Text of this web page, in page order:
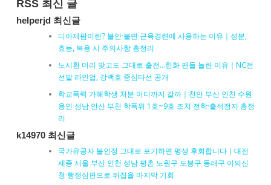
RSS 최신 글
helperjd 최신글
디아제팜이란? 불안·불면·근육경련에 사용하는 이유｜성분,
효능, 복용 시 주의사항 총정리
노시환 머리 맞고도 그대로 출전…한화 팬들 놀란 이유｜NC전
선발 라인업, 강백호 중심타선 공개
학교폭력 가해학생 처분 어디까지 갈까｜천안 부산 인천 수원
용인 성남 안산 부천 학폭위 1호~9호 조치·전학·출석정지 총정
리
k14970 최신글
국가유공자 불인정 그대로 포기하면 평생 후회합니다｜대전
세종 서울 부산 인천 성남 평촌 노원구 도봉구 동래구 이의신
청·행정심판으로 뒤집을 마지막 기회